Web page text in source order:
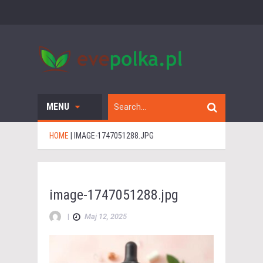
MENU
HOME | IMAGE-1747051288.JPG
image-1747051288.jpg
| Maj 12, 2025